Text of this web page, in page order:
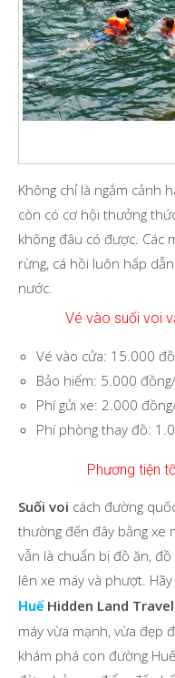
Không chỉ là ngắm cảnh
còn có cơ hội thưởng
không đâu có được. Các
rừng, cá hồi luôn hấp
nước.
Vé vào suối voi
Vé vào cửa: 15.000
Bảo hiểm: 5.000
Phí gửi xe: 2.000
Phí phòng thay đồ:
Phương tiện
Suối voi cách đường
thường đến đây bằng xe
vẫn là chuẩn bị đồ ăn,
lên xe máy và phượt.
Huế Hidden Land Travel
máy vừa mạnh, vừa đẹp
khám phá con đường